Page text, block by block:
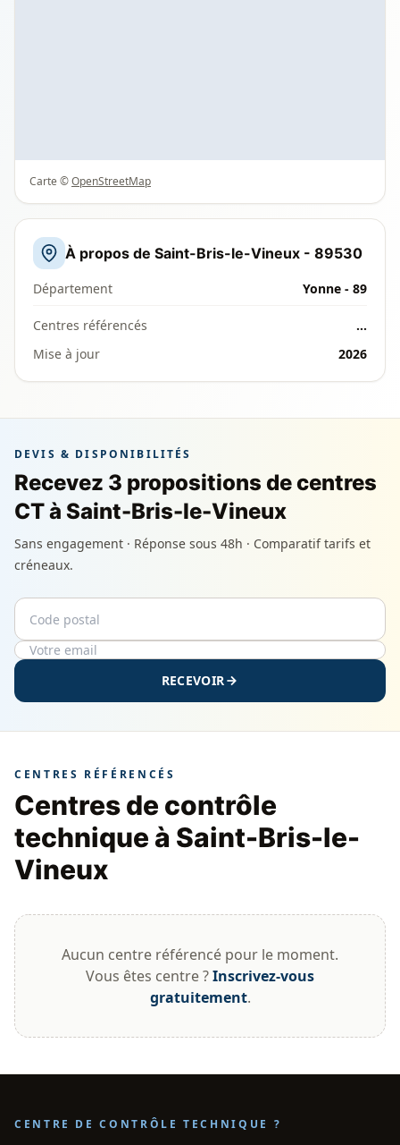
Carte ©OpenStreetMap
À propos de Saint-Bris-le-Vineux - 89530
Département Yonne - 89
Centres référencés
…
Mise à jour
2026
DEVIS & DISPONIBILITÉS
Recevez 3 propositions de centres
CT à Saint-Bris-le-Vineux
Sans engagement · Réponse sous 48h · Comparatif tarifs et
créneaux.
Code postal
Email
RECEVOIR
CENTRES RÉFÉRENCÉS
Centres de contrôle
technique à Saint-Bris-le-
Vineux
Aucun centre référencé pour le moment.
Vous êtes centre ?Inscrivez-vous
gratuitement.
CENTRE DE CONTRÔLE TECHNIQUE ?